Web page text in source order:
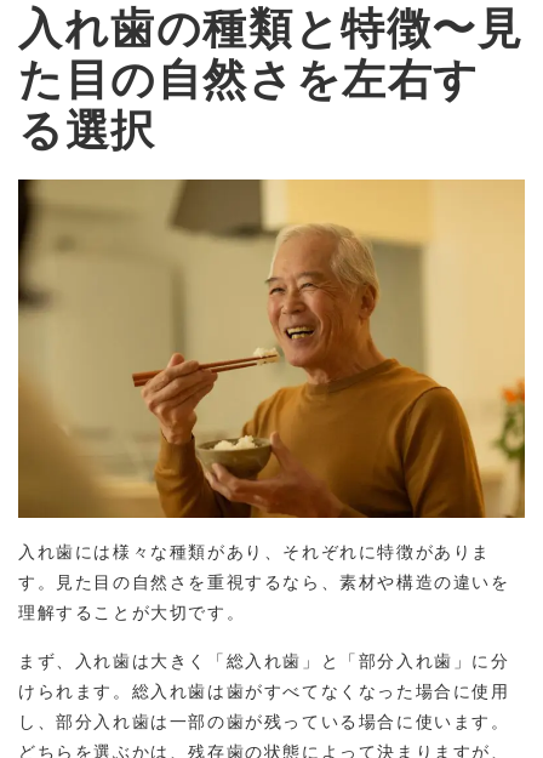
入れ歯の種類と特徴〜見
た目の自然さを左右す
る選択
入れ歯には様々な種類があり、それぞれに特徴がありま
す。見た目の自然さを重視するなら、素材や構造の違いを
理解することが大切です。
まず、入れ歯は大きく「総入れ歯」と「部分入れ歯」に分
けられます。総入れ歯は歯がすべてなくなった場合に使用
し、部分入れ歯は一部の歯が残っている場合に使います。
どちらを選ぶかは、残存歯の状態によって決まりますが、